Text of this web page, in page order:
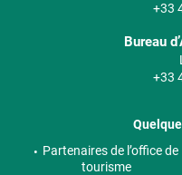
+33
Bureau
+33
Partenaires de l’office de
tourisme